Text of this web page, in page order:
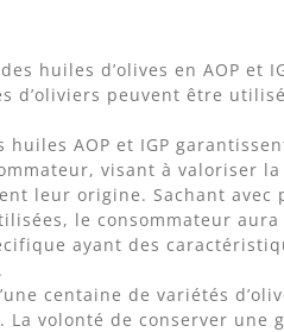
huiles d’olives en AOP et
d’oliviers peuvent être
huiles AOP et IGP
visant à valoriser
leur origine. Sachant avec
le consommateur
ayant des
centaine de variétés
La volonté de conserver une